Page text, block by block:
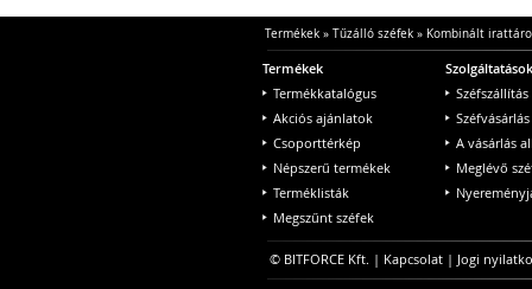
Termékek» Tűzálló széfek» Kombinált
Termékek
Termékkatalógus
Akciós ajánlatok
Csoporttérkép
Népszerű termékek
Terméklisták
Megszűnt széfek
Szolgáltatások
A vásárlás
Meglévő
© BITFORCE Kft. | Kapcsolat | Jogi